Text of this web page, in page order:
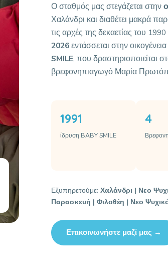
Ο σταθμός μας στεγάζεται στην
Χαλάνδρι και διαθέτει μακρά
τις αρχές της δεκαετίας του
2026εντάσσεται στην
SMILE, που δραστηριοποιείται
βρεφονηπιαγωγό Μαρία
1991
ίδρυση BABY SMILE
4
Εξυπηρετούμε: Χαλάνδρι | Νεο
Παρασκευή | Φιλοθέη | Νεο
Επικοινωνήστε μαζί μας →